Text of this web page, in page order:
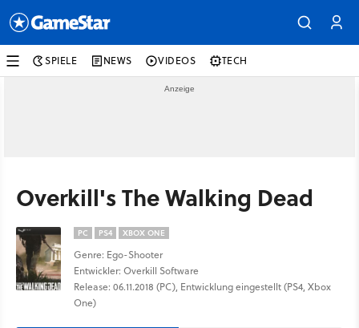
SPIELE NEWS VIDEOS TECH
Overkill's The Walking Dead
PC PS4 XBOX ONE
Genre: Ego-Shooter
Entwickler: Overkill Software
Release: 06.11.2018 (PC), Entwicklung eingestellt (PS4, Xbox
One)